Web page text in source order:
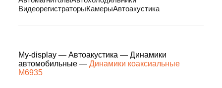
ВидеорегистраторыКамерыАвтоакустика
My-display — Автоакустика — Динамики
автомобильные — Динамики коаксиальные
M6935